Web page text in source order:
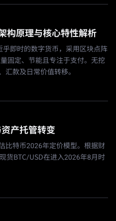
构原理与核心特性解析
乎即时的数字货币，采用区块点阵
固定、节能且专注于支付。无挖
汇款及日常价值转移。
产托管转变
比特币2026年定价模型。根据财
货BTC/USD在进入2026年8月时